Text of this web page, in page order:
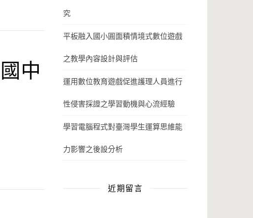
中
究
平板融入國小圓面積情境式數位遊戲
之教學內容設計與評估
運用數位教育遊戲促進護理人員進行
性侵害採證之學習動機與心流經驗
學習電腦程式對臺灣學生運算思維能
力影響之後設分析
近期留言